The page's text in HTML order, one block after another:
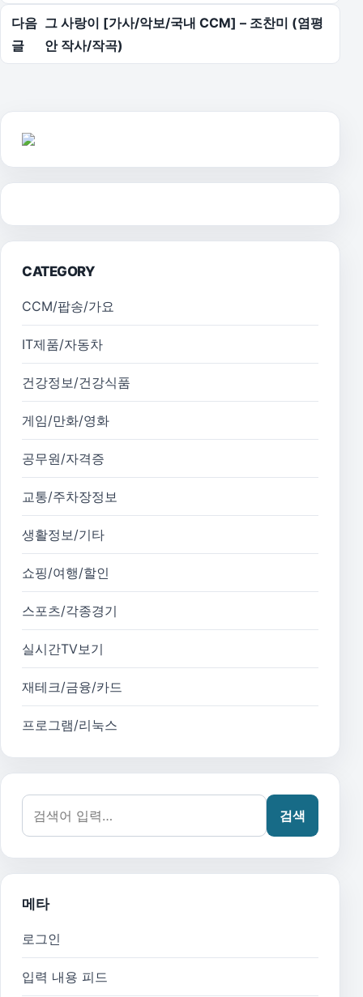
다음
글
그 사랑이 [가사/악보/국내 CCM] – 조찬미 (염평
안 작사/작곡)
CATEGORY
CCM/팝송/가요
IT제품/자동차
건강정보/건강식품
게임/만화/영화
공무원/자격증
교통/주차장정보
생활정보/기타
쇼핑/여행/할인
스포츠/각종경기
실시간TV보기
재테크/금융/카드
프로그램/리눅스
검색어:
검색
메타
로그인
입력 내용 피드